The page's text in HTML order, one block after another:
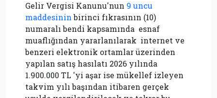
Gelir Vergisi Kanunu'nun 9 uncu
maddesininbirinci fıkrasının (10)
numaralı bendi kapsamında esnaf
muaflığından yararlanılarak internet ve
benzeri elektronik ortamlar üzerinden
yapılan satış hasılatı 2026 yılında
1.900.000 TL 'yi aşar ise mükellef izleyen
takvim yılı başından itibaren gerçek